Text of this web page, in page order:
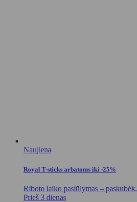
Naujiena
Royal T-sticks arbatoms iki -25%
Riboto laiko pasiūlymas – paskubėk.
Prieš 3 dienas